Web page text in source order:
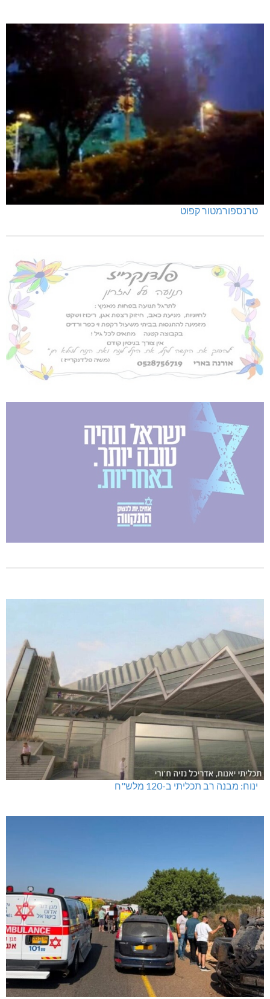
טרנספורמטור קפוט
ינוח: מבנה רב תכליתי ב-120 מלש"ח